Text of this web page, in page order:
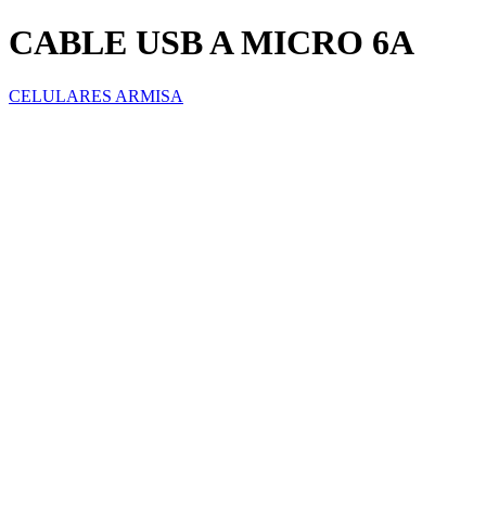
CABLE USB A MICRO 6A
CELULARES ARMISA